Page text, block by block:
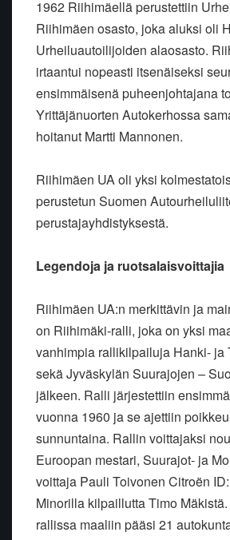
1962 Riihimäellä perustettiin
Riihimäen osasto, joka aluksi oli
Urheiluautoilijoiden alaosasto.
irtaantui nopeasti itsenäiseksi
ensimmäisenä puheenjohtajana
Yrittäjänuorten Autokerhossa
hoitanut Martti Mannonen.
Riihimäen UA oli yksi
perustetun Suomen
perustajayhdistyksestä.
Legendoja ja ruotsalaisvoittajia
Riihimäen UA:n merkittävin ja
on Riihimäki-ralli, joka on yksi
vanhimpia rallikilpailuja Hanki- ja
sekä Jyväskylän Suurajojen –
jälkeen. Ralli järjestettiin
vuonna 1960 ja se ajettiin
sunnuntaina. Rallin voittajaksi
Euroopan mestari, Suurajot- ja
voittaja Pauli Toivonen Citroën
Minorilla kilpaillutta Timo
rallissa maaliin pääsi 21